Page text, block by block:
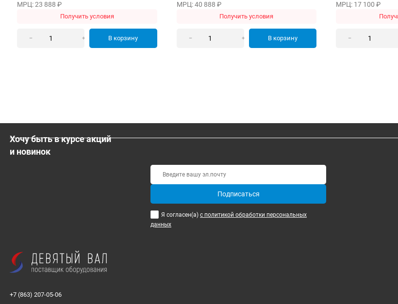
МРЦ: 23 888 ₽
Получить условия
– + В корзину
МРЦ: 40 888 ₽
Получить условия
– + В корзину
МРЦ: 17 100 ₽
–
Хочу быть в курсе акций
и новинок
Подписаться
Я согласен(a) с политикой обработки персональных
данных
+7 (863) 207-05-06